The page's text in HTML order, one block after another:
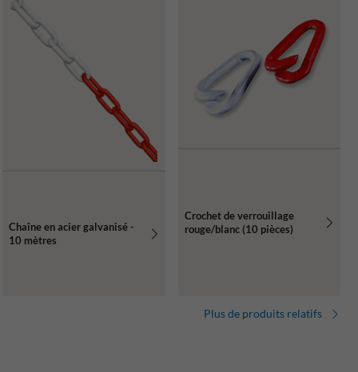
Chaîne en acier galvanisé -
10 mètres
Crochet de verrouillage
rouge/blanc (10 pièces)
Plus de produits relatifs